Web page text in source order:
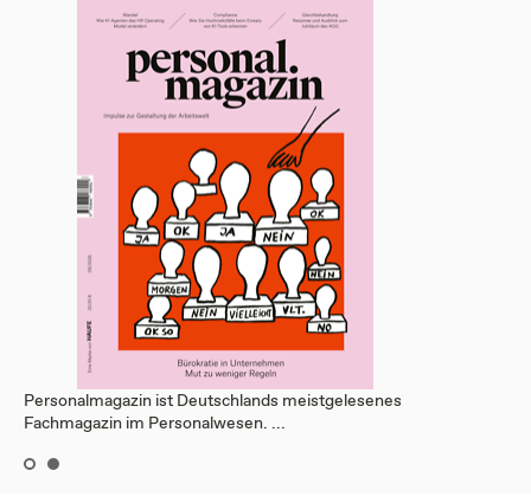
Personalmagazin ist Deutschlands meistgelesenes
Fachmagazin im Personalwesen. ...